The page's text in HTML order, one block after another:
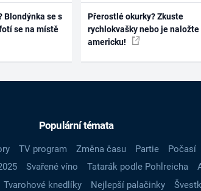
Blondýnka se s
se na místě
Přerostlé okurky? Zkuste
rychlokvašky nebo je naložte
americku!
Populární témata
TV program Změna času Partie Počasí
Svařené víno Tatarák podle Pohlreicha
Tvarohové knedlíky Nejlepší palačinky